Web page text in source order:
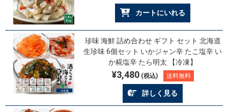
カートにいれる
珍味 海鮮 詰め合わせ ギフト セット 北海道
生珍味 6個セット いかジャン辛 たこ塩辛 い
か糀塩辛 たら明太 【冷凍】
¥3,480(税込) 送料無料
詳しく見る